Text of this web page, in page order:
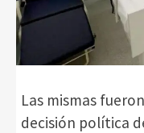
Las mismas
decisión política